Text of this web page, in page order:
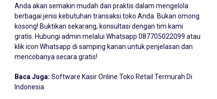
Anda akan semakin mudah dan praktis dalam mengelola
berbagai jenis kebutuhan transaksi toko Anda. Bukan omong
kosong! Buktikan sekarang, konsultasi dengan tim kami
gratis. Hubungi admin melalui Whatsapp 087705022099 atau
klik icon Whatsapp di samping kanan untuk penjelasan dan
mencobanya secara gratis!
Baca Juga: Software Kasir Online Toko Retail Termurah Di
Indonesia